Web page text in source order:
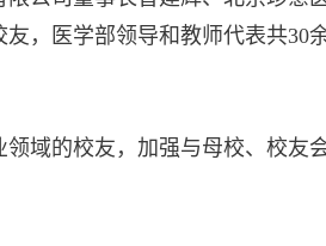
，医学部领导和教师代表共30
域的校友，加强与母校、校友